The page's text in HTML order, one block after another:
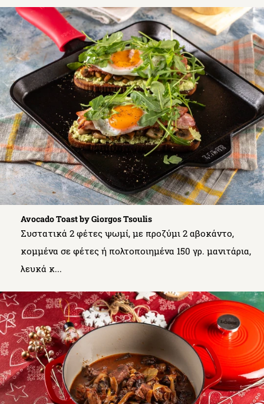
Avocado Toast by Giorgos Tsoulis
Συστατικά 2 φέτες ψωμί, με προζύμι 2 αβοκάντο,
κομμένα σε φέτες ή πολτοποιημένα 150 γρ. μανιτάρια,
λευκά κ...